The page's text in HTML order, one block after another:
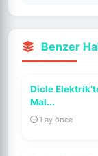
Benzer
Dicle
Mal...
1 ay önce